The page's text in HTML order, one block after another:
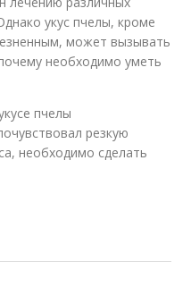
укус пчелы, кроме
может вызывать
необходимо уметь
пчелы
резкую
необходимо сделать